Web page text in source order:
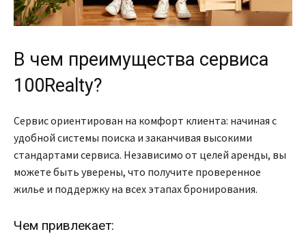
В чем преимущества сервиса
100Realty?
Сервис ориентирован на комфорт клиента: начиная с
удобной системы поиска и заканчивая высокими
стандартами сервиса. Независимо от целей аренды, вы
можете быть уверены, что получите проверенное
жилье и поддержку на всех этапах бронирования.
Чем привлекает: